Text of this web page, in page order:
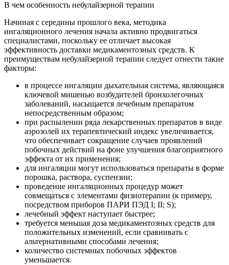
В чем особенность небулайзерной терапии
Начиная с середины прошлого века, методика
ингаляционного лечения начала активно продвигаться
специалистами, поскольку ее отличает высокая
эффективность доставки медикаментозных средств. К
преимуществам небулайзерной терапии следует отнести такие
факторы:
в процессе ингаляции дыхательная система, являющаяся
ключевой мишенью возбудителей бронхолегочных
заболеваний, насыщается лечебным препаратом
непосредственным образом;
при распылении ряда лекарственных препаратов в виде
аэрозолей их терапевтический индекс увеличивается,
что обеспечивает сокращение случаев проявлений
побочных действий на фоне улучшения благоприятного
эффекта от их применения;
для ингаляции могут использоваться препараты в форме
порошка, раствора, суспензии;
проведение ингаляционных процедур может
совмещаться с элементами физиотерапии (к примеру,
посредством приборов ПАРИ ПЭД I; II; S);
лечебный эффект наступает быстрее;
требуется меньшая доза медикаментозных средств для
положительных изменений, если сравнивать с
альтернативными способами лечения;
количество системных побочных эффектов
уменьшается.